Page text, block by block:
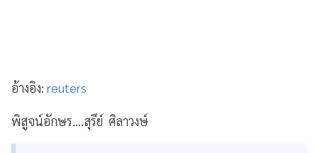
อ้างอิง: reuters
พิสูจน์อักษร....สุรีย์ ศิลาวงษ์